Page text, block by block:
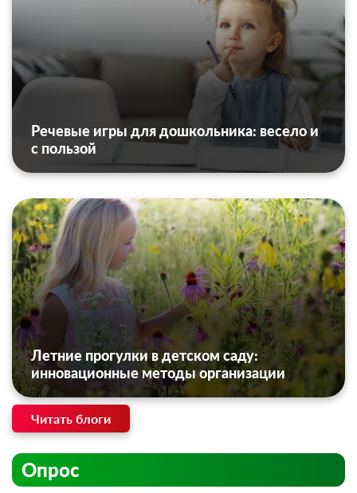
Речевые игры для дошкольника: весело и
с пользой
Летние прогулки в детском саду:
инновационные методы организации
Читать блоги
Опрос